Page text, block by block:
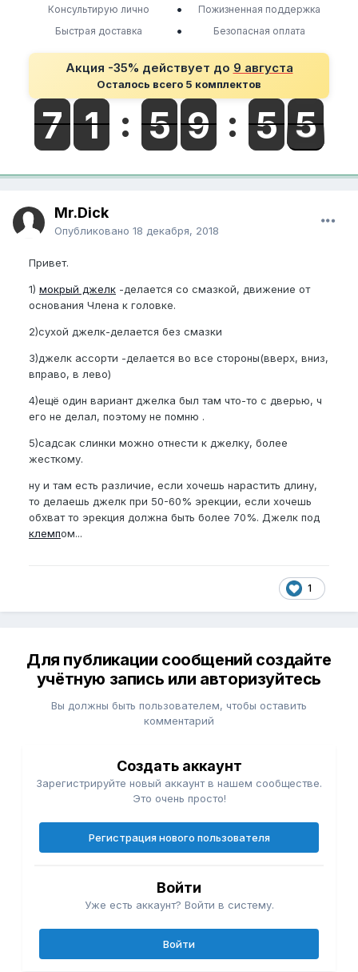
Консультирую лично •
Пожизненная поддержка
Быстрая доставка
• Безопасная оплата
Акция -35% действует до 9 августа
Осталось всего 5 комплектов
Mr.Dick
Опубликовано 18 декабря, 2018
Привет.
1) мокрый джелк -делается со смазкой, движение от
основания Члена к головке.
2)сухой джелк-делается без смазки
3)джелк ассорти -делается во все стороны(вверх, вниз,
вправо, в лево)
4)ещё один вариант джелка был там что-то с дверью, ч
его не делал, поэтому не помню .
5)садсак слинки можно отнести к джелку, более
жесткому.
ну и там есть различие, если хочешь нарастить длину,
то делаешь джелк при 50-60% эрекции, если хочешь
обхват то эрекция должна быть более 70%. Джелк под
клемпом...
1
Для публикации сообщений создайте
учётную запись или авторизуйтесь
Вы должны быть пользователем, чтобы оставить
комментарий
Создать аккаунт
Зарегистрируйте новый аккаунт в нашем сообществе.
Это очень просто!
Регистрация нового пользователя
Войти
Уже есть аккаунт? Войти в систему.
Войти